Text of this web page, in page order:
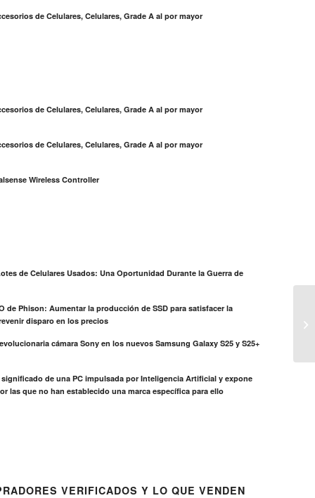
de Celulares, Celulares, Grade A al por mayor
de Celulares, Celulares, Grade A al por mayor
de Celulares, Celulares, Grade A al por mayor
Wireless Controller
de Celulares Usados: Una Oportunidad Durante la Guerra de
de Phison: Aumentar la producción de SSD para satisfacer la
disparo en los precios
cámara Sony en los nuevos Samsung Galaxy S25 y S25+
significado de una PC impulsada por Inteligencia Artificial y expone
las que no han establecido una marca específica para ello
VERIFICADOS Y LO QUE VENDEN